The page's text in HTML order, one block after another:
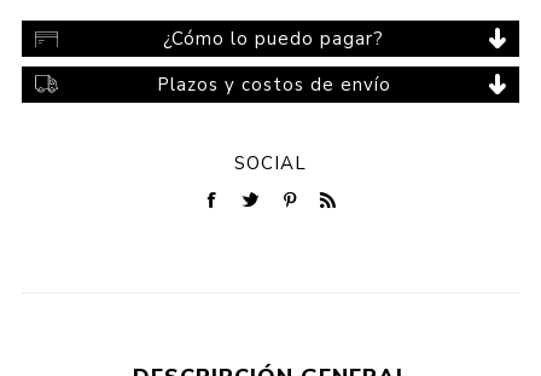
¿Cómo lo puedo pagar?
Plazos y costos de envío
SOCIAL